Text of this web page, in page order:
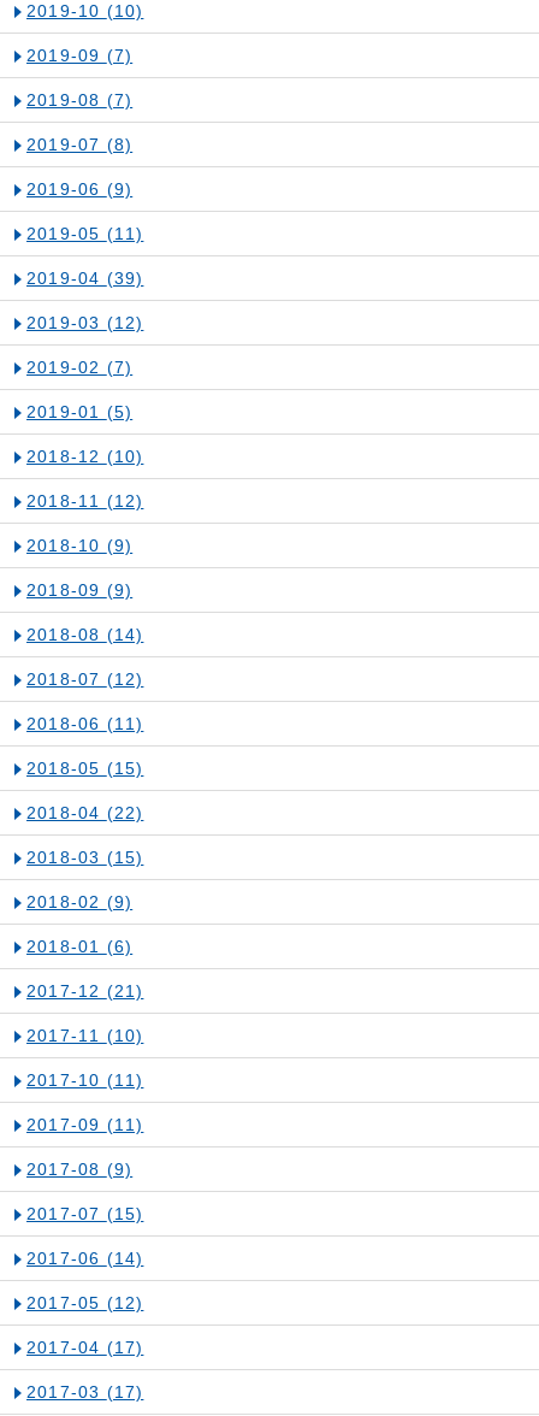
2019-10 (10)
2019-09 (7)
2019-08 (7)
2019-07 (8)
2019-06 (9)
2019-05 (11)
2019-04 (39)
2019-03 (12)
2019-02 (7)
2019-01 (5)
2018-12 (10)
2018-11 (12)
2018-10 (9)
2018-09 (9)
2018-08 (14)
2018-07 (12)
2018-06 (11)
2018-05 (15)
2018-04 (22)
2018-03 (15)
2018-02 (9)
2018-01 (6)
2017-12 (21)
2017-11 (10)
2017-10 (11)
2017-09 (11)
2017-08 (9)
2017-07 (15)
2017-06 (14)
2017-05 (12)
2017-04 (17)
2017-03 (17)